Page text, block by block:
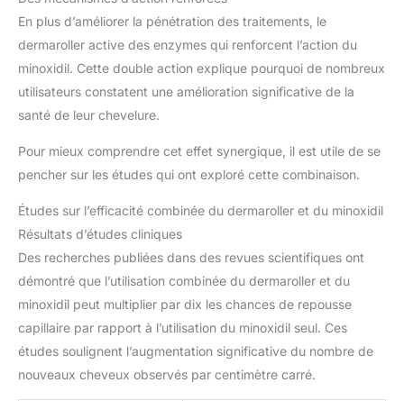
En plus d’améliorer la pénétration des traitements, le
dermaroller active des enzymes qui renforcent l’action du
minoxidil. Cette double action explique pourquoi de nombreux
utilisateurs constatent une amélioration significative de la
santé de leur chevelure.
Pour mieux comprendre cet effet synergique, il est utile de se
pencher sur les études qui ont exploré cette combinaison.
Études sur l’efficacité combinée du dermaroller et du minoxidil
Résultats d’études cliniques
Des recherches publiées dans des revues scientifiques ont
démontré que l’utilisation combinée du dermaroller et du
minoxidil peut multiplier par dix les chances de repousse
capillaire par rapport à l’utilisation du minoxidil seul. Ces
études soulignent l’augmentation significative du nombre de
nouveaux cheveux observés par centimètre carré.